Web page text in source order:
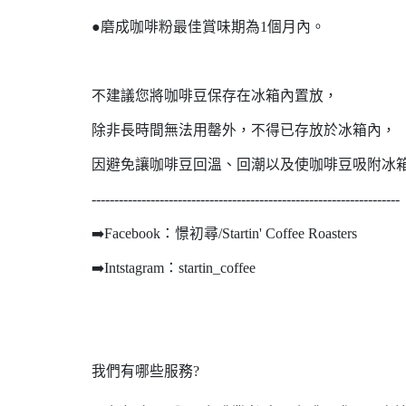
●磨成咖啡粉最佳賞味期為1個月內。
不建議您將咖啡豆保存在冰箱內置放，
除非長時間無法用罄外，不得已存放於冰箱內，
因避免讓咖啡豆回溫、回潮以及使咖啡豆吸附冰
--------------------------------------------------------------------
➡️Facebook：憬初尋/Startin' Coffee Roasters
➡️Intstagram：startin_coffee
我們有哪些服務?